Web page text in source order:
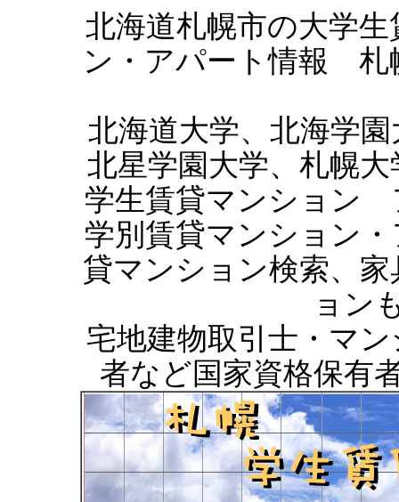
北海道札幌市の大学
ン・アパート情報 札
北海道大学、北海学
北星学園大学、札幌
学生賃貸マンション
学別賃貸マンション
貸マンション検索、
ョン
宅地建物取引士・マ
者など国家資格保有